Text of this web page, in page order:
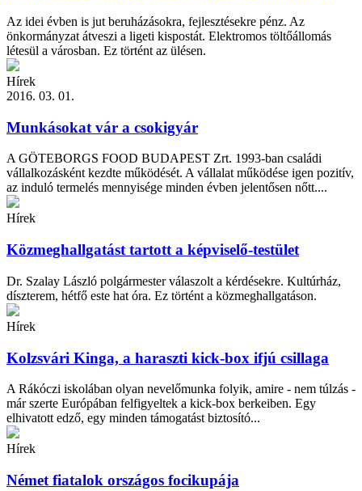
Az idei évben is jut beruházásokra, fejlesztésekre pénz. Az
önkormányzat átveszi a ligeti kispostát. Elektromos töltőállomás
létesül a városban. Ez történt az ülésen.
Hírek
2016. 03. 01.
Munkásokat vár a csokigyár
A GÖTEBORGS FOOD BUDAPEST Zrt. 1993-ban családi
vállalkozásként kezdte működését. A vállalat működése igen pozitív,
az induló termelés mennyisége minden évben jelentősen nőtt....
Hírek
Közmeghallgatást tartott a képviselő-testület
Dr. Szalay László polgármester válaszolt a kérdésekre. Kultúrház,
díszterem, hétfő este hat óra. Ez történt a közmeghallgatáson.
Hírek
Kolzsvári Kinga, a haraszti kick-box ifjú csillaga
A Rákóczi iskolában olyan nevelőmunka folyik, amire - nem túlzás -
már szerte Európában felfigyeltek a kick-box berkeiben. Egy
elhivatott edző, egy minden támogatást biztosító...
Hírek
Német fiatalok országos focikupája